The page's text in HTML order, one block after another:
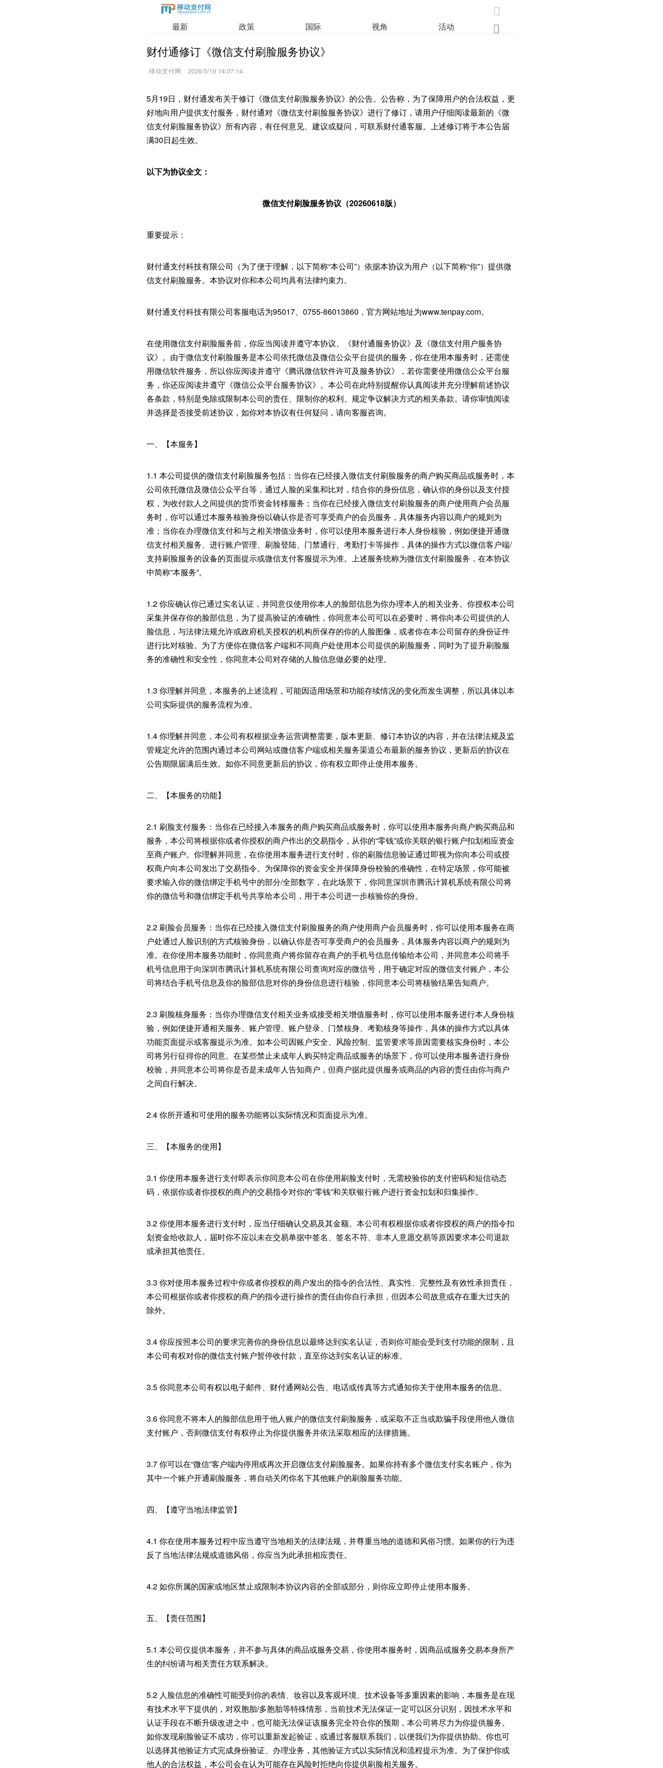

最新 政策 国际 视角 活动 
财付通修订《微信支付刷脸服务协议》
移动支付网 2026/5/19 14:07:14
5月19日，财付通发布关于修订《微信支付刷脸服务协议》的公告。公告称，为了保障用户的合法权益，更
好地向用户提供支付服务，财付通对《微信支付刷脸服务协议》进行了修订，请用户仔细阅读最新的《微
信支付刷脸服务协议》所有内容，有任何意见、建议或疑问，可联系财付通客服。上述修订将于本公告届
满30日起生效。
以下为协议全文：
微信支付刷脸服务协议（20260618版）
重要提示：
财付通支付科技有限公司（为了便于理解，以下简称“本公司”）依据本协议为用户（以下简称“你”）提供微
信支付刷脸服务。本协议对你和本公司均具有法律约束力。
财付通支付科技有限公司客服电话为95017、0755-86013860，官方网站地址为www.tenpay.com。
在使用微信支付刷脸服务前，你应当阅读并遵守本协议、《财付通服务协议》及《微信支付用户服务协
议》。由于微信支付刷脸服务是本公司依托微信及微信公众平台提供的服务，你在使用本服务时，还需使
用微信软件服务，所以你应阅读并遵守《腾讯微信软件许可及服务协议》，若你需要使用微信公众平台服
务，你还应阅读并遵守《微信公众平台服务协议》。本公司在此特别提醒你认真阅读并充分理解前述协议
各条款，特别是免除或限制本公司的责任、限制你的权利、规定争议解决方式的相关条款。请你审慎阅读
并选择是否接受前述协议，如你对本协议有任何疑问，请向客服咨询。
一、【本服务】
1.1 本公司提供的微信支付刷脸服务包括：当你在已经接入微信支付刷脸服务的商户购买商品或服务时，本
公司依托微信及微信公众平台等，通过人脸的采集和比对，结合你的身份信息，确认你的身份以及支付授
权，为收付款人之间提供的货币资金转移服务；当你在已经接入微信支付刷脸服务的商户使用商户会员服
务时，你可以通过本服务核验身份以确认你是否可享受商户的会员服务，具体服务内容以商户的规则为
准；当你在办理微信支付和与之相关增值业务时，你可以使用本服务进行本人身份核验，例如便捷开通微
信支付相关服务、进行账户管理、刷脸登陆、门禁通行、考勤打卡等操作，具体的操作方式以微信客户端/
支持刷脸服务的设备的页面提示或微信支付客服提示为准。上述服务统称为微信支付刷脸服务，在本协议
中简称“本服务”。
1.2 你应确认你已通过实名认证，并同意仅使用你本人的脸部信息为你办理本人的相关业务。你授权本公司
采集并保存你的脸部信息，为了提高验证的准确性，你同意本公司可以在必要时，将你向本公司提供的人
脸信息，与法律法规允许或政府机关授权的机构所保存的你的人脸图像，或者你在本公司留存的身份证件
进行比对核验。为了方便你在微信客户端和不同商户处使用本公司提供的刷脸服务，同时为了提升刷脸服
务的准确性和安全性，你同意本公司对存储的人脸信息做必要的处理。
1.3 你理解并同意，本服务的上述流程，可能因适用场景和功能存续情况的变化而发生调整，所以具体以本
公司实际提供的服务流程为准。
1.4 你理解并同意，本公司有权根据业务运营调整需要，版本更新、修订本协议的内容，并在法律法规及监
管规定允许的范围内通过本公司网站或微信客户端或相关服务渠道公布最新的服务协议，更新后的协议在
公告期限届满后生效。如你不同意更新后的协议，你有权立即停止使用本服务。
二、【本服务的功能】
2.1 刷脸支付服务：当你在已经接入本服务的商户购买商品或服务时，你可以使用本服务向商户购买商品和
服务，本公司将根据你或者你授权的商户作出的交易指令，从你的“零钱”或你关联的银行账户扣划相应资金
至商户账户。你理解并同意，在你使用本服务进行支付时，你的刷脸信息验证通过即视为你向本公司或授
权商户向本公司发出了交易指令。为保障你的资金安全并保障身份校验的准确性，在特定场景，你可能被
要求输入你的微信绑定手机号中的部分/全部数字，在此场景下，你同意深圳市腾讯计算机系统有限公司将
你的微信号和微信绑定手机号共享给本公司，用于本公司进一步核验你的身份。
2.2 刷脸会员服务：当你在已经接入微信支付刷脸服务的商户使用商户会员服务时，你可以使用本服务在商
户处通过人脸识别的方式核验身份，以确认你是否可享受商户的会员服务，具体服务内容以商户的规则为
准。在你使用本服务功能时，你同意商户将你留存在商户的手机号信息传输给本公司，并同意本公司将手
机号信息用于向深圳市腾讯计算机系统有限公司查询对应的微信号，用于确定对应的微信支付账户，本公
司将结合手机号信息及你的脸部信息对你的身份信息进行核验，你同意本公司将核验结果告知商户。
2.3 刷脸核身服务：当你办理微信支付相关业务或接受相关增值服务时，你可以使用本服务进行本人身份核
验，例如便捷开通相关服务、账户管理、账户登录、门禁核身、考勤核身等操作，具体的操作方式以具体
功能页面提示或客服提示为准。如本公司因账户安全、风险控制、监管要求等原因需要核实身份时，本公
司将另行征得你的同意。在某些禁止未成年人购买特定商品或服务的场景下，你可以使用本服务进行身份
校验，并同意本公司将你是否是未成年人告知商户，但商户据此提供服务或商品的内容的责任由你与商户
之间自行解决。
2.4 你所开通和可使用的服务功能将以实际情况和页面提示为准。
三、【本服务的使用】
3.1 你使用本服务进行支付即表示你同意本公司在你使用刷脸支付时，无需校验你的支付密码和短信动态
码，依据你或者你授权的商户的交易指令对你的“零钱”和关联银行账户进行资金扣划和归集操作。
3.2 你使用本服务进行支付时，应当仔细确认交易及其金额。本公司有权根据你或者你授权的商户的指令扣
划资金给收款人，届时你不应以未在交易单据中签名、签名不符、非本人意愿交易等原因要求本公司退款
或承担其他责任。
3.3 你对使用本服务过程中你或者你授权的商户发出的指令的合法性、真实性、完整性及有效性承担责任，
本公司根据你或者你授权的商户的指令进行操作的责任由你自行承担，但因本公司故意或存在重大过失的
除外。
3.4 你应按照本公司的要求完善你的身份信息以最终达到实名认证，否则你可能会受到支付功能的限制，且
本公司有权对你的微信支付账户暂停收付款，直至你达到实名认证的标准。
3.5 你同意本公司有权以电子邮件、财付通网站公告、电话或传真等方式通知你关于使用本服务的信息。
3.6 你同意不将本人的脸部信息用于他人账户的微信支付刷脸服务，或采取不正当或欺骗手段使用他人微信
支付账户，否则微信支付有权停止为你提供服务并依法采取相应的法律措施。
3.7 你可以在“微信”客户端内停用或再次开启微信支付刷脸服务。如果你持有多个微信支付实名账户，你为
其中一个账户开通刷脸服务，将自动关闭你名下其他账户的刷脸服务功能。
四、【遵守当地法律监管】
4.1 你在使用本服务过程中应当遵守当地相关的法律法规，并尊重当地的道德和风俗习惯。如果你的行为违
反了当地法律法规或道德风俗，你应当为此承担相应责任。
4.2 如你所属的国家或地区禁止或限制本协议内容的全部或部分，则你应立即停止使用本服务。
五、【责任范围】
5.1 本公司仅提供本服务，并不参与具体的商品或服务交易，你使用本服务时，因商品或服务交易本身所产
生的纠纷请与相关责任方联系解决。
5.2 人脸信息的准确性可能受到你的表情、妆容以及客观环境、技术设备等多重因素的影响，本服务是在现
有技术水平下提供的，对双胞胎/多胞胎等特殊情形，当前技术无法保证一定可以区分识别，因技术水平和
认证手段在不断升级改进之中，也可能无法保证该服务完全符合你的预期，本公司将尽力为你提供服务。
如你发现刷脸验证不成功，你可以重新发起验证，或通过客服联系我们，以便我们为你提供协助。你也可
以选择其他验证方式完成身份验证、办理业务，其他验证方式以实际情况和流程提示为准。为了保护你或
他人的合法权益，本公司会在认为可能存在风险时拒绝向你提供刷脸相关服务。